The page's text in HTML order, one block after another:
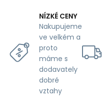
NÍZKÉ CENY
Nakupujeme
ve velkém a
proto
máme s
dodavately
dobré
vztahy